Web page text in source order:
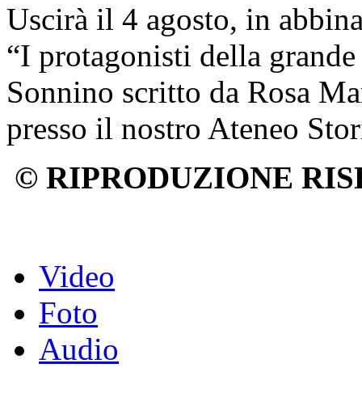
Uscirà il 4 agosto, in
“I protagonisti della
Sonnino scritto da Rosa
presso il nostro Ateneo
© RIPRODUZIONE
Video
Foto
Audio